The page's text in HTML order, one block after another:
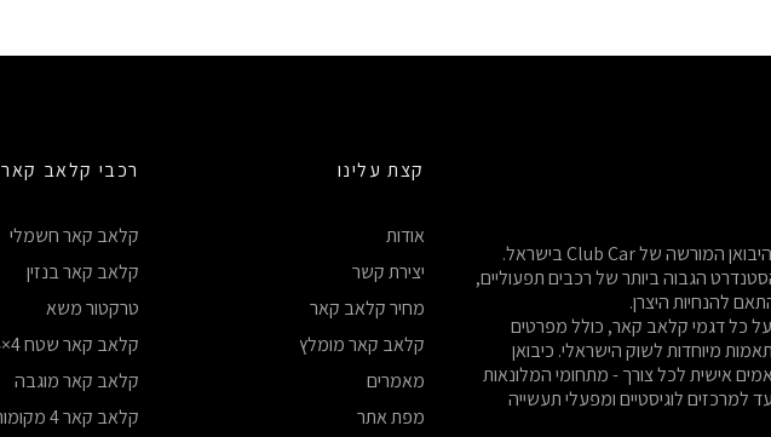
ברוכים הבאים לאתר הרשמי של היבואן המורשה של Club Car בישראל.
הגבוה ביותר של רכבים תפעוליים,
להנחיות היצרן.
כל דגמי קלאב קאר, כולל מפרטים
מיוחדות לשוק הישראלי. כיבואן
אישית לכל צורך - מתחומי המלונאות
למרכזים לוגיסטיים ומפעלי תעשייה
קצת עלינו
אודות
יצירת קשר
מחיר קלאב קאר
קלאב קאר מומלץ
מאמרים
מפת אתר
רכבי קלאב קאר
קלאב קאר חשמלי
קלאב קאר בנזין
טרקטור משא
קלאב קאר שטח 4×4
קלאב קאר מוגבה
קלאב קאר 4 מקומות